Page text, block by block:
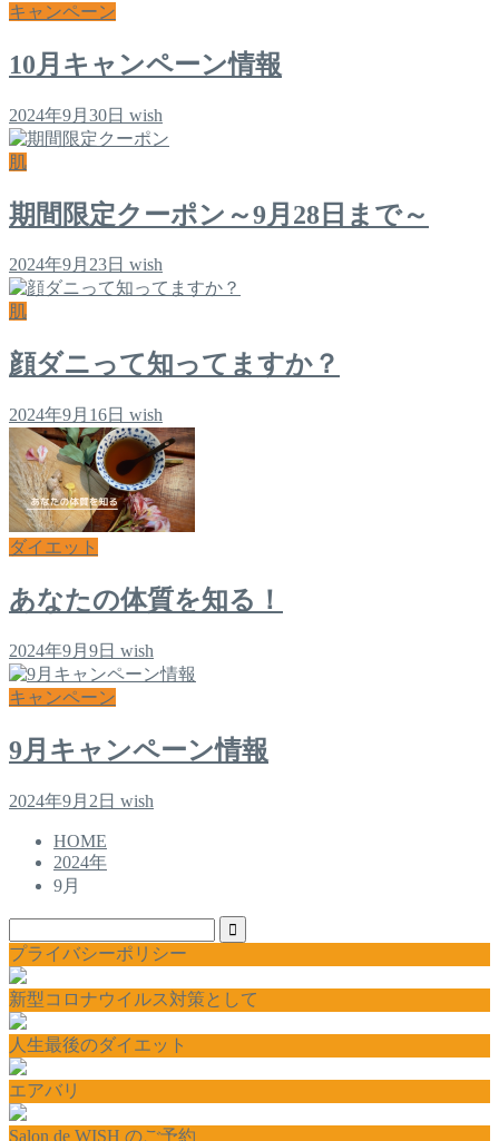
キャンペーン
10月キャンペーン情報
2024年9月30日 wish
肌
期間限定クーポン～9月28日まで～
2024年9月23日 wish
肌
顔ダニって知ってますか？
2024年9月16日 wish
ダイエット
あなたの体質を知る！
2024年9月9日 wish
キャンペーン
9月キャンペーン情報
2024年9月2日 wish
HOME
2024年
9月
プライバシーポリシー
新型コロナウイルス対策として
人生最後のダイエット
エアバリ
Salon de WISH のご予約